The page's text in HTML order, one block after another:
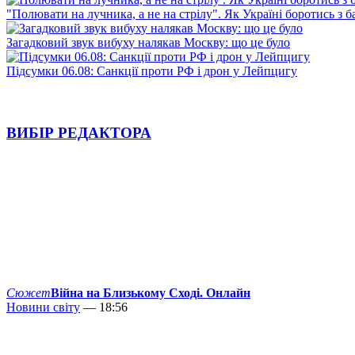
"Полювати на лучника, а не на стрілу". Як Україні боротись з
Загадковий звук вибуху налякав Москву: що це було
Підсумки 06.08: Санкції проти РФ і дрон у Лейпцигу
ВИБІР РЕДАКТОРА
СюжетВійна на Близькому Сході. Онлайн
Новини світу — 18:56